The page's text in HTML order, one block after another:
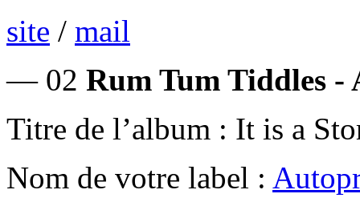
site / mail
— 02 Rum Tum Tiddles -
Titre de l’album : It is a
Nom de votre label :